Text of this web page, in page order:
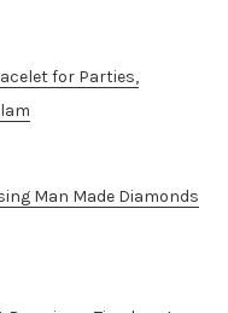
for Parties,
Man Made Diamonds